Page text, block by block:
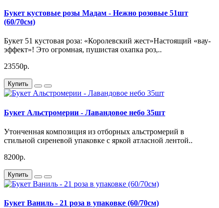
Букет кустовые розы Мадам - Нежно розовые 51шт
(60/70см)
Букет 51 кустовая роза: «Королевский жест»Настоящий «вау-
эффект»! Это огромная, пушистая охапка роз,..
23550р.
Купить
Букет Альстромерии - Лавандовое небо 35шт
Утонченная композиция из отборных альстромерий в
стильной сиреневой упаковке с яркой атласной лентой..
8200р.
Купить
Букет Ваниль - 21 роза в упаковке (60/70см)